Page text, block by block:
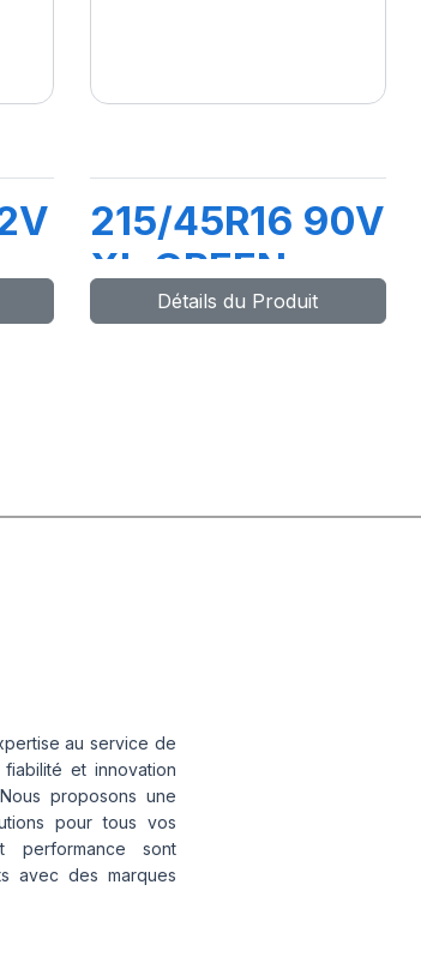
215/45R16 90V
XL GREEN-
MAXDétails du Produit
au service de
fiabilité et innovation
proposons une
pour tous vos
performance sont
avec des marques